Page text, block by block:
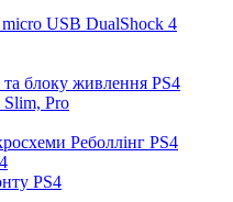
USB DualShock 4
блоку живлення PS4
Pro
Реболлінг PS4
PS4